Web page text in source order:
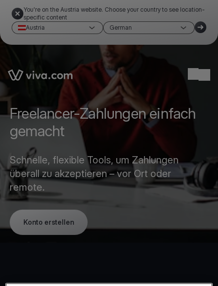
You're on the Austria website. Choose your country to see location-
specific content
Austria
German
Link to the homepage
Freelancer-Zahlungen einfach
gemacht
Schnelle, flexible Tools, um Zahlungen
überall zu akzeptieren – vor Ort oder
remote.
Konto erstellen